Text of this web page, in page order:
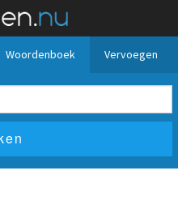
Woordenboek Vervoegen